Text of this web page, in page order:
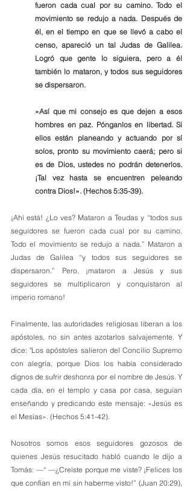
fueron cada cual por su camino. Todo el
movimiento se redujo a nada. Después de
él, en el tiempo en que se llevó a cabo el
censo, apareció un tal Judas de Galilea.
Logró que gente lo siguiera, pero a él
también lo mataron, y todos sus seguidores
se dispersaron.
»Así que mi consejo es que dejen a esos
hombres en paz. Pónganlos en libertad. Si
ellos están planeando y actuando por sí
solos, pronto su movimiento caerá; pero si
es de Dios, ustedes no podrán detenerlos.
¡Tal vez hasta se encuentren peleando
contra Dios!». (Hechos 5:35-39).
¡Ahí está! ¿Lo ves? Mataron a Teudas y “todos sus
seguidores se fueron cada cual por su camino.
Todo el movimiento se redujo a nada.” Mataron a
Judas de Galilea “y todos sus seguidores se
dispersaron.” Pero, ¡mataron a Jesús y sus
seguidores se multiplicaron y conquistaron al
imperio romano!
Finalmente, las autoridades religiosas liberan a los
apóstoles, no sin antes azotarlos salvajemente. Y
dice: "Los apóstoles salieron del Concilio Supremo
con alegría, porque Dios los había considerado
dignos de sufrir deshonra por el nombre de Jesús. Y
cada día, en el templo y casa por casa, seguían
enseñando y predicando este mensaje: «Jesús es
el Mesías». (Hechos 5:41-42).
Nosotros somos esos seguidores gozosos de
quienes Jesús resucitado habló cuando le dijo a
Tomás: —“ —¿Creíste porque me viste? ¡Felices los
que confían en mí sin haberme visto!” (Juan 20:29),